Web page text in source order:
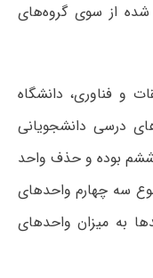
شده از سوی گروه‌های
و فناوری، دانشگاه
درسی دانشجویانی
ششم بوده و حذف واحد
۴ واحد از مجموع سه چهارم واحدهای
به میزان واحدهای